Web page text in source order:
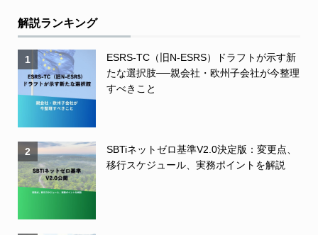
解説ランキング
1
ESRS-TC（旧N-ESRS）ドラフトが示す新
たな選択肢──親会社・欧州子会社が今整理
すべきこと
2
SBTiネットゼロ基準V2.0決定版：変更点、
移行スケジュール、実務ポイントを解説